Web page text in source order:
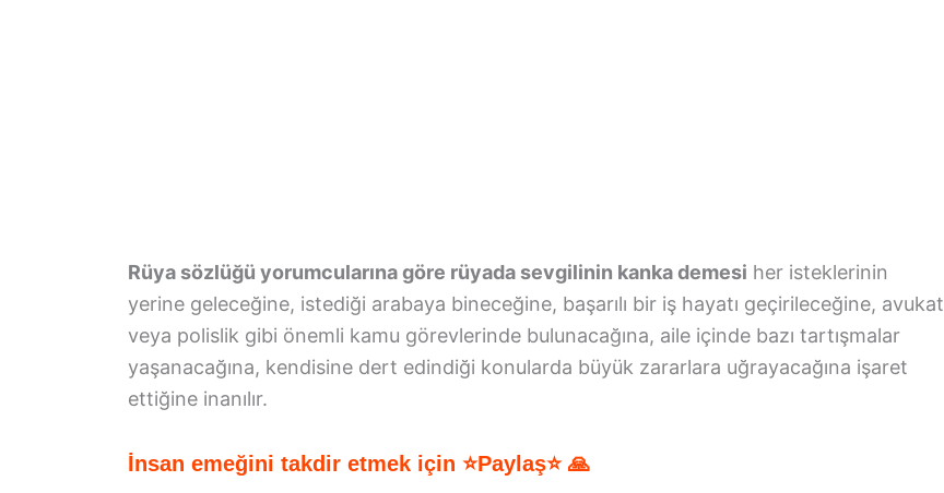
Rüya sözlüğü yorumcularına göre rüyada sevgilinin kanka demesi her isteklerinin
yerine geleceğine, istediği arabaya bineceğine, başarılı bir iş hayatı geçirileceğine, avukat
veya polislik gibi önemli kamu görevlerinde bulunacağına, aile içinde bazı tartışmalar
yaşanacağına, kendisine dert edindiği konularda büyük zararlara uğrayacağına işaret
ettiğine inanılır.
İnsan emeğini takdir etmek için ⭐Paylaş⭐ 🙏